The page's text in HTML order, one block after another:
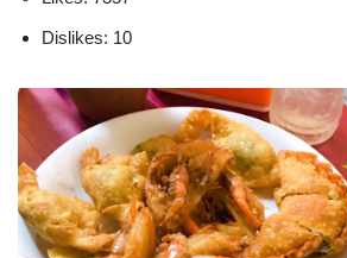
Dislikes: 10